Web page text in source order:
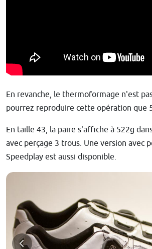
En revanche, le thermoformage n'est
pourrez reproduire cette opération que
En taille 43, la paire s'affiche à 522g
avec perçage 3 trous. Une version avec
Speedplay est aussi disponible.